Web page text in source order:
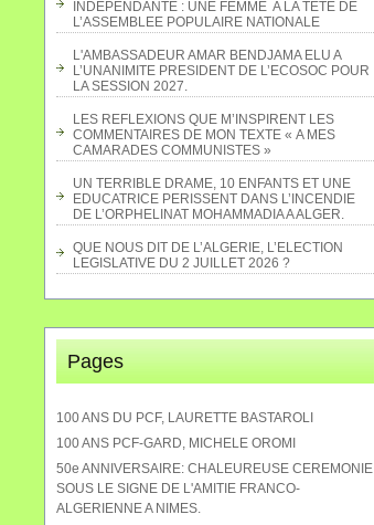
INDEPENDANTE : UNE FEMME A LA TETE DE
L’ASSEMBLEE POPULAIRE NATIONALE
L'AMBASSADEUR AMAR BENDJAMA ELU A
L’UNANIMITE PRESIDENT DE L’ECOSOC POUR
LA SESSION 2027.
LES REFLEXIONS QUE M’INSPIRENT LES
COMMENTAIRES DE MON TEXTE « A MES
CAMARADES COMMUNISTES »
UN TERRIBLE DRAME, 10 ENFANTS ET UNE
EDUCATRICE PERISSENT DANS L’INCENDIE
DE L’ORPHELINAT MOHAMMADIA A ALGER.
QUE NOUS DIT DE L’ALGERIE, L’ELECTION
LEGISLATIVE DU 2 JUILLET 2026 ?
Pages
100 ANS DU PCF, LAURETTE BASTAROLI
100 ANS PCF-GARD, MICHELE OROMI
50e ANNIVERSAIRE: CHALEUREUSE CEREMONIE
SOUS LE SIGNE DE L'AMITIE FRANCO-
ALGERIENNE A NIMES.